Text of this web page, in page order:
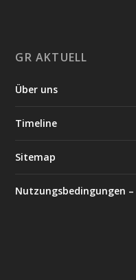
GR AKTUELL
Über uns
Timeline
Sitemap
Nutzungsbedingungen